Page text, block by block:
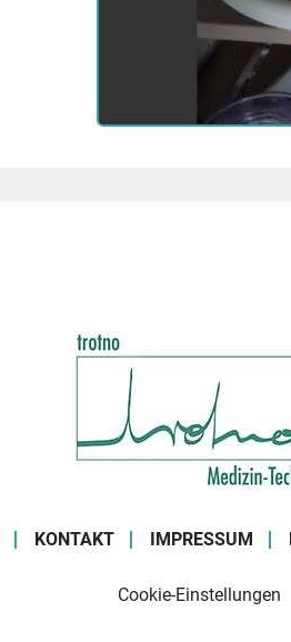
KONTAKT IMPRESSUM
Cookie-Einstellungen